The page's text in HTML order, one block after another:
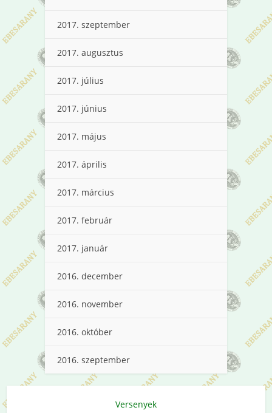
2017. szeptember
2017. augusztus
2017. július
2017. június
2017. május
2017. április
2017. március
2017. február
2017. január
2016. december
2016. november
2016. október
2016. szeptember
Versenyek